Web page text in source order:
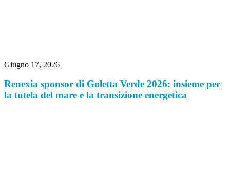
Giugno 17, 2026
Renexia sponsor di Goletta Verde 2026: insieme per
la tutela del mare e la transizione energetica